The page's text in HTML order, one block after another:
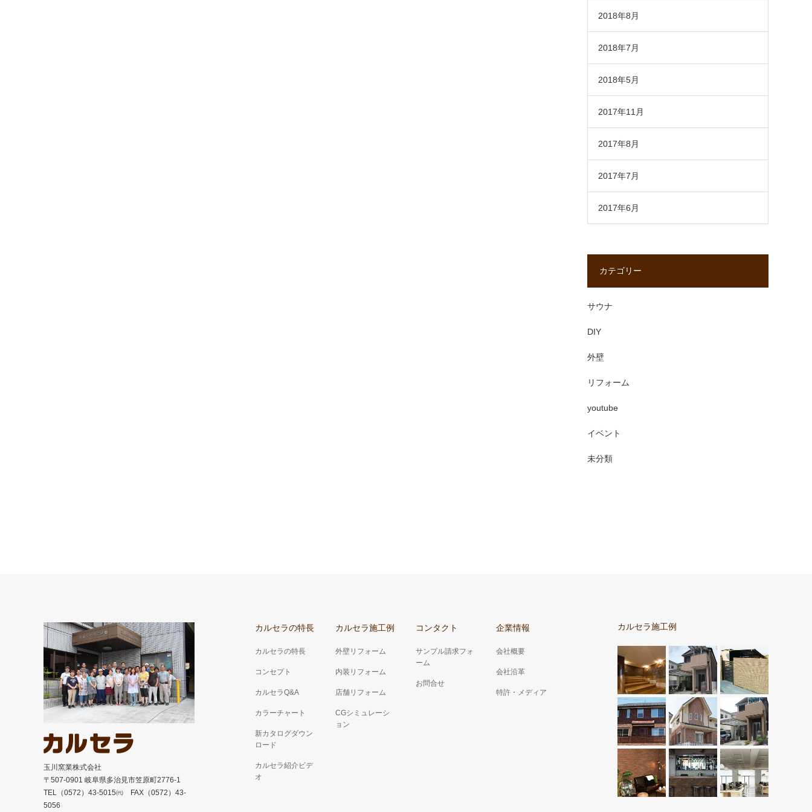
2018年8月
2018年7月
2018年5月
2017年11月
2017年8月
2017年7月
2017年6月
カテゴリー
サウナ
DIY
外壁
リフォーム
youtube
イベント
未分類
カルセラの特長
カルセラの特長
コンセプト
カルセラQ&A
カラーチャート
新カタログダウン
ロード
カルセラ紹介ビデ
オ
カルセラ施工例
外壁リフォーム
内装リフォーム
店舗リフォーム
CGシミュレーシ
ョン
コンタクト
サンプル請求フォ
ーム
お問合せ
企業情報
会社概要
会社沿革
特許・メディア
カルセラ施工例
玉川窯業株式会社
〒507-0901 岐阜県多治見市笠原町2776-1
TEL（0572）43-5015㈹ FAX（0572）43-
5056